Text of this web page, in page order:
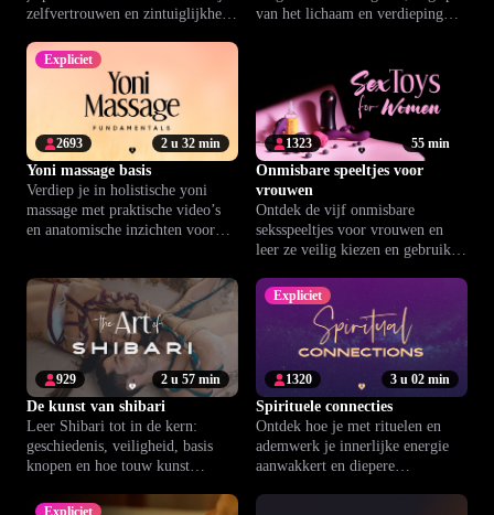
zelfvertrouwen en zintuiglijkheid
van het lichaam en verdieping
Expliciet
2 u 32 min
2693
Yoni massage basis
Verdiep je in holistische yoni
massage met praktische video’s
en anatomische inzichten voor
55 min
1323
Onmisbare speeltjes voor
vrouwen
Ontdek de vijf onmisbare
seksspeeltjes voor vrouwen en
leer ze veilig kiezen en gebruiken
2 u 57 min
929
De kunst van shibari
Leer Shibari tot in de kern:
geschiedenis, veiligheid, basis
knopen en hoe touw kunst
Expliciet
3 u 02 min
1320
Spirituele connecties
Ontdek hoe je met rituelen en
ademwerk je innerlijke energie
aanwakkert en diepere
Expliciet